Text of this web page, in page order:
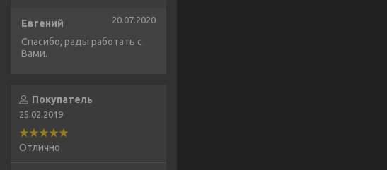
Евгений 20.07.2020
Спасибо, рады работать с
Вами.
Покупатель
25.02.2019
Отлично